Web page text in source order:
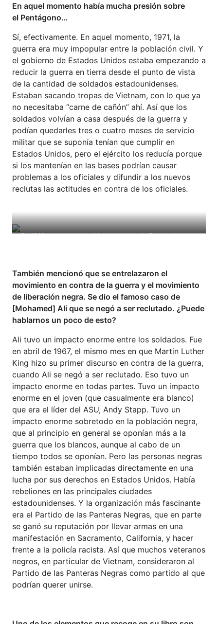
En aquel momento había mucha presión sobre
el Pentágono…
Sí, efectivamente. En aquel momento, 1971, la
guerra era muy impopular entre la población civil. Y
el gobierno de Estados Unidos estaba empezando a
reducir la guerra en tierra desde el punto de vista
de la cantidad de soldados estadounidenses.
Estaban sacando tropas de Vietnam, con lo que ya
no necesitaba “carne de cañón” ahí. Así que los
soldados volvían a casa después de la guerra y
podían quedarles tres o cuatro meses de servicio
militar que se suponía tenían que cumplir en
Estados Unidos, pero el ejército los reducía porque
si los mantenían en las bases podrían causar
problemas a los oficiales y difundir a los nuevos
reclutas las actitudes en contra de los oficiales.
En 1968 un grupo de soldados negros de Fuerte Hood se
También mencionó que se entrelazaron el
movimiento en contra de la guerra y el movimiento
de liberación negra. Se dio el famoso caso de
[Mohamed] Ali que se negó a ser reclutado. ¿Puede
hablarnos un poco de esto?
Ali tuvo un impacto enorme entre los soldados. Fue
en abril de 1967, el mismo mes en que Martin Luther
King hizo su primer discurso en contra de la guerra,
cuando Ali se negó a ser reclutado. Eso tuvo un
impacto enorme en todas partes. Tuvo un impacto
enorme en el joven (que casualmente era blanco)
que era el líder del ASU, Andy Stapp. Tuvo un
impacto enorme sobretodo en la población negra,
que al principio en general se oponían más a la
guerra que los blancos, aunque al cabo de un
tiempo todos se oponían. Pero las personas negras
también estaban implicadas directamente en una
lucha por sus derechos en Estados Unidos. Había
rebeliones en las principales ciudades
estadounidenses. Y la organización más fascinante
era el Partido de las Panteras Negras, que en parte
se ganó su reputación por llevar armas en una
manifestación en Sacramento, California, y hacer
frente a la policía racista. Así que muchos veteranos
negros, en particular de Vietnam, consideraron al
Partido de las Panteras Negras como partido al que
podrían querer unirse.